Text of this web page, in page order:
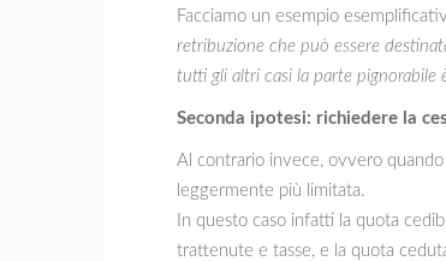
Facciamo un esempio
retribuzione che può essere
tutti gli altri casi la parte pignorabile
Seconda ipotesi: richiedere la
Al contrario invece, ovvero
leggermente più limitata.
In questo caso infatti la quota
trattenute e tasse, e la quota